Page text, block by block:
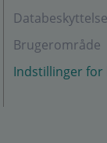
Databeskyttelse
Brugerområde
Indstillinger for